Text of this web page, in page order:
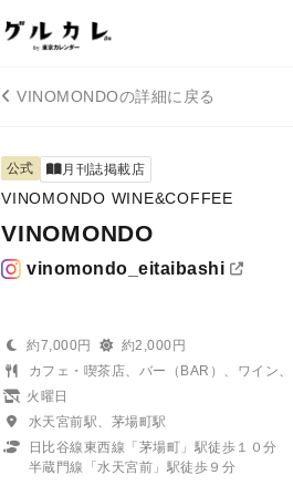
VINOMONDOの詳細に戻る
公式 月刊誌掲載店
VINOMONDO WINE&COFFEE
VINOMONDO
vinomondo_eitaibashi
約7,000円
約2,000円
カフェ・喫茶店、バー（BAR）、ワイン
火曜日
水天宮前駅、茅場町駅
日比谷線東西線「茅場町」駅徒歩１０分
半蔵門線「水天宮前」駅徒歩９分